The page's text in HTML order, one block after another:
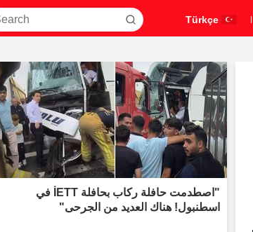
"اصطدمت حافلة ركاب بحافلة İETT في
اسطنبول! هناك العديد من الجرحى"